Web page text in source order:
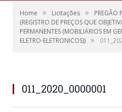
Home » Licitações »
PREGÃO
(REGISTRO DE PREÇOS QUE
PERMANENTES (MOBILIÁRIOS EM
ELETRO-ELETRONICOS)) »
011_2020_0000001